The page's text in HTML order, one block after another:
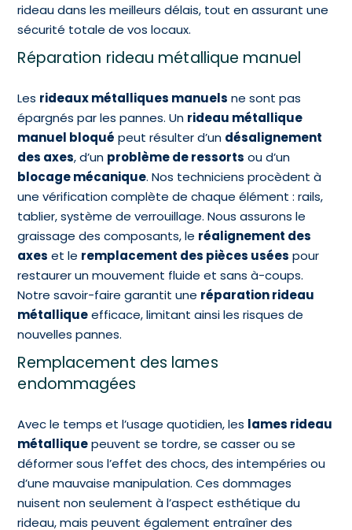
rideau dans les meilleurs délais, tout en assurant une
sécurité totale de vos locaux.
Réparation rideau métallique manuel
Les rideaux métalliques manuels ne sont pas
épargnés par les pannes. Un rideau métallique
manuel bloqué peut résulter d’un désalignement
des axes, d’un problème de ressorts ou d’un
blocage mécanique. Nos techniciens procèdent à
une vérification complète de chaque élément : rails,
tablier, système de verrouillage. Nous assurons le
graissage des composants, le réalignement des
axes et le remplacement des pièces usées pour
restaurer un mouvement fluide et sans à-coups.
Notre savoir-faire garantit une réparation rideau
métalliqueefficace, limitant ainsi les risques de
nouvelles pannes.
Remplacement des lames
endommagées
Avec le temps et l’usage quotidien, les lames rideau
métalliquepeuvent se tordre, se casser ou se
déformer sous l’effet des chocs, des intempéries ou
d’une mauvaise manipulation. Ces dommages
nuisent non seulement à l’aspect esthétique du
rideau, mais peuvent également entraîner des